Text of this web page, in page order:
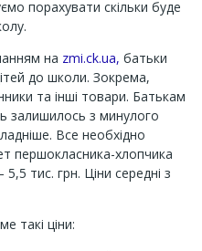
порахувати скільки буде
на zmi.ck.ua, батьки
до школи. Зокрема,
та інші товари. Батькам
залишилось з минулого
Все необхідно
першокласника-хлопчика
тис. грн. Ціни середні з
такі ціни: